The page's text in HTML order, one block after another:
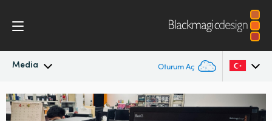
Media Oturum Aç
En Son Haberler
Argentina